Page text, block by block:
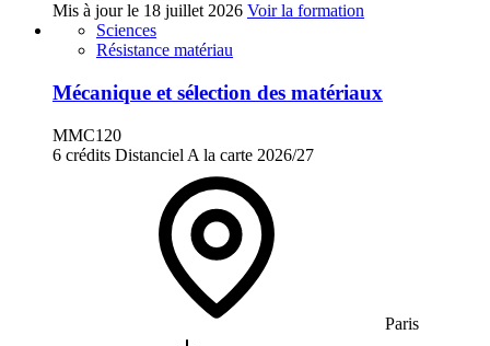
Mis à jour le 18 juillet 2026 Voir la formation
Sciences
Résistance matériau
Mécanique et sélection des matériaux
MMC120
6 crédits Distanciel A la carte 2026/27
Paris